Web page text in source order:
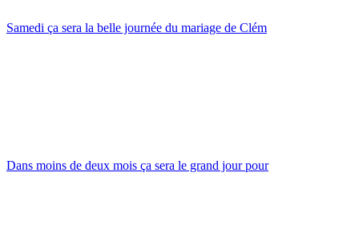
Samedi ça sera la belle journée du mariage de Clém
Dans moins de deux mois ça sera le grand jour pour